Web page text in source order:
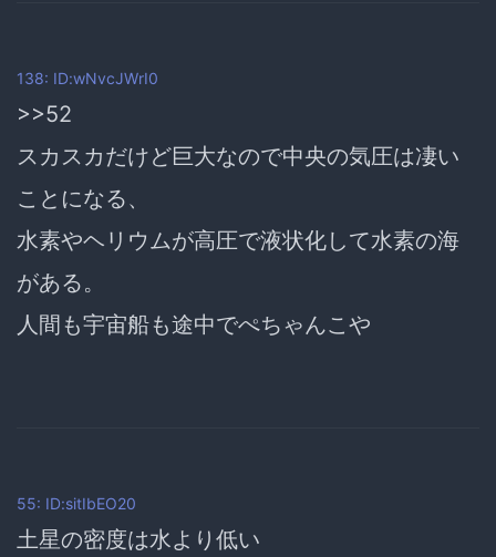
138: ID:wNvcJWrI0
>>52
スカスカだけど巨大なので中央の気圧は凄い
ことになる、
水素やヘリウムが高圧で液状化して水素の海
がある。
人間も宇宙船も途中でぺちゃんこや
55: ID:sitIbEO20
土星の密度は水より低い